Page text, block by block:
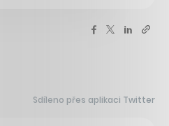
Sdíleno přes aplikaci Twitter